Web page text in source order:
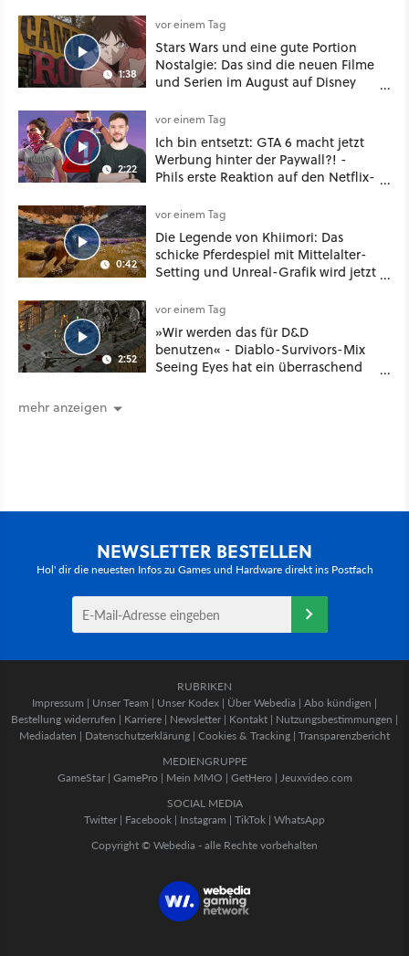
1:38
vor einem Tag
Stars Wars und eine gute Portion
Nostalgie: Das sind die neuen Filme
und Serien im August auf Disney
2:22
vor einem Tag
Ich bin entsetzt: GTA 6 macht jetzt
Werbung hinter der Paywall?! -
Phils erste Reaktion auf den Netflix-
0:42
vor einem Tag
Die Legende von Khiimori: Das
schicke Pferdespiel mit Mittelalter-
Setting und Unreal-Grafik wird jetzt
2:52
vor einem Tag
»Wir werden das für D&D
benutzen« - Diablo-Survivors-Mix
Seeing Eyes hat ein überraschend
mehr anzeigen
NEWSLETTER BESTELLEN
Hol' dir die neuesten Infos zu Games und Hardware direkt ins Postfach
RUBRIKEN
Impressum | Unser Team | Unser Kodex | Über Webedia | Abo kündigen |
Bestellung widerrufen | Karriere | Newsletter | Kontakt | Nutzungsbestimmungen |
Mediadaten | Datenschutzerklärung | Cookies & Tracking | Transparenzbericht
MEDIENGRUPPE
GameStar| GamePro | Mein MMO | GetHero | Jeuxvideo.com
SOCIAL MEDIA
Twitter | Facebook | Instagram | TikTok | WhatsApp
Copyright © Webedia - alle Rechte vorbehalten